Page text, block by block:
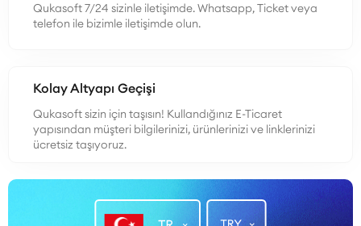
Qukasoft 7/24 sizinle iletişimde. Whatsapp, Ticket veya
telefon ile bizimle iletişimde olun.
Kolay Altyapı Geçişi
Qukasoft sizin için taşısın! Kullandığınız E-Ticaret
yapısından müşteri bilgilerinizi, ürünlerinizi ve linklerinizi
ücretsiz taşıyoruz.